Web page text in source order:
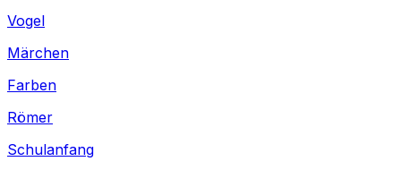
Vogel
Märchen
Farben
Römer
Schulanfang